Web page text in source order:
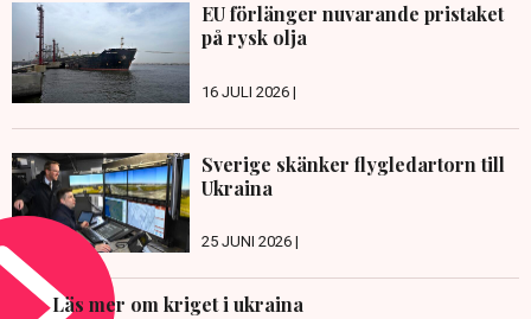
EU förlänger nuvarande pristaket
på rysk olja
16 JULI 2026 |
Sverige skänker flygledartorn till
Ukraina
25 JUNI 2026 |
Läs mer om kriget i ukraina